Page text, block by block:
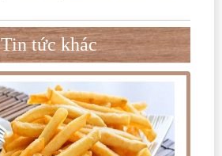
Tin tức khác